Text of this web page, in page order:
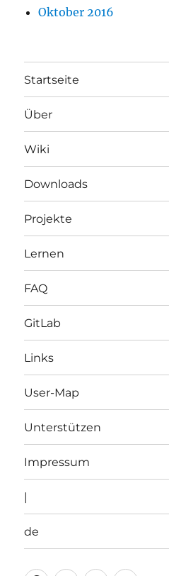
Oktober 2016
Startseite
Über
Wiki
Downloads
Projekte
Lernen
FAQ
GitLab
Links
User-Map
Unterstützen
Impressum
|
de